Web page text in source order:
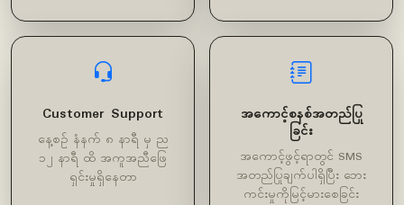
Customer Support
နေ့စဉ် နံနက် ၈ နာရီ မှ ည
၁၂ နာရီ ထိ အကူအညီဖြေ
ရှင်းမှုရှိနေတာ
အကောင့်စနစ်အတည်ပြု
ခြင်း
အကောင့်ဖွင့်ရာတွင် SMS
အတည်ပြုချက်ပါရှိပြီး ဘေး
ကင်းမှုကိုမြင့်မားစေခြင်း